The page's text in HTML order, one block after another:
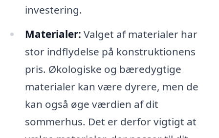
investering.
Materialer: Valget af materialer har
stor indflydelse på konstruktionens
pris. Økologiske og bæredygtige
materialer kan være dyrere, men de
kan også øge værdien af dit
sommerhus. Det er derfor vigtigt at